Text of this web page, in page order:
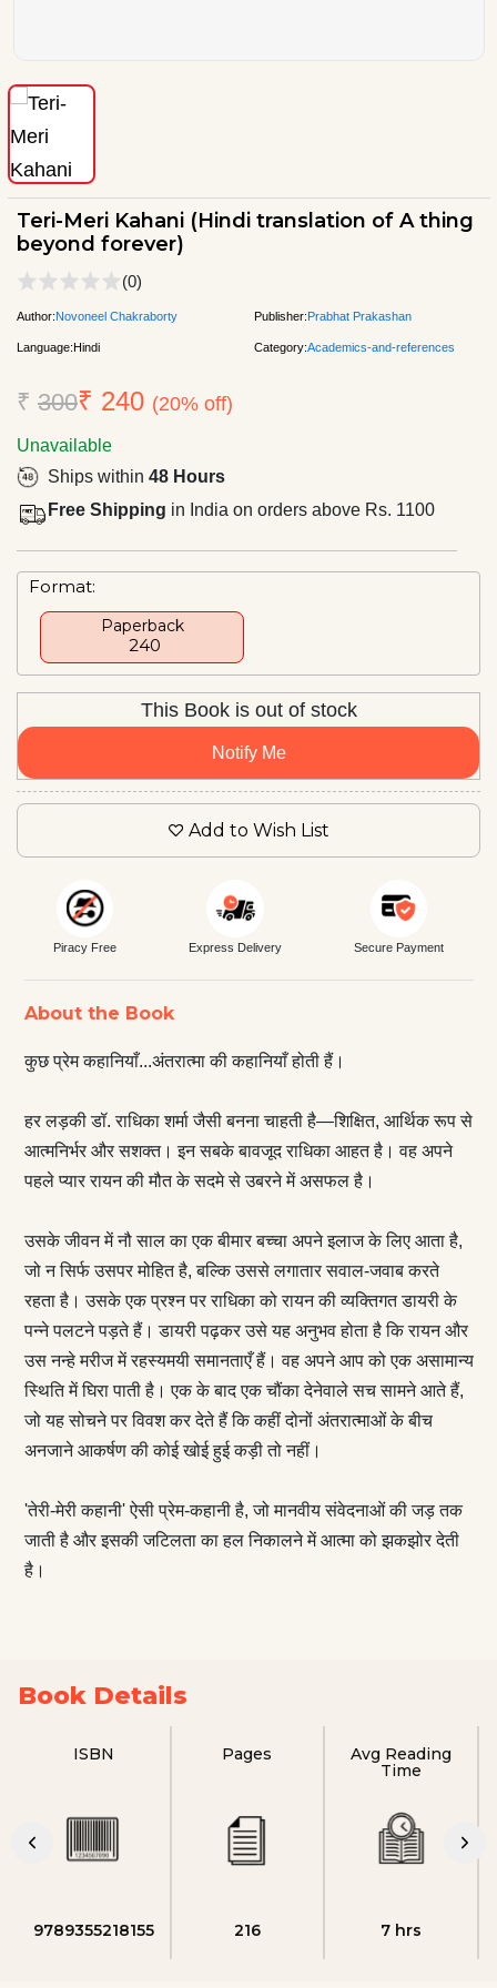
Teri-Meri Kahani (Hindi translation of A thing
beyond forever)
(0)
Author:Novoneel Chakraborty Publisher:Prabhat Prakashan
Language:Hindi Category:Academics-and-references
₹ 300₹ 240 (20% off)
Unavailable
Ships within 48 Hours
Free Shipping in India on orders above Rs. 1100
Format:
Paperback
₹ 240
This Book is out of stock
Notify Me
Add to Wish List
Piracy Free Express Delivery Secure Payment
About the Book
कुछ प्रेम कहानियाँ...अंतरात्मा की कहानियाँ होती हैं।
हर लड़की डॉ. राधिका शर्मा जैसी बनना चाहती है—शिक्षित, आर्थिक रूप से
आत्मनिर्भर और सशक्त। इन सबके बावजूद राधिका आहत है। वह अपने
पहले प्यार रायन की मौत के सदमे से उबरने में असफल है।
उसके जीवन में नौ साल का एक बीमार बच्चा अपने इलाज के लिए आता है,
जो न सिर्फ उसपर मोहित है, बल्कि उससे लगातार सवाल-जवाब करते
रहता है। उसके एक प्रश्न पर राधिका को रायन की व्यक्तिगत डायरी के
पन्ने पलटने पड़ते हैं। डायरी पढ़कर उसे यह अनुभव होता है कि रायन और
उस नन्हे मरीज में रहस्यमयी समानताएँ हैं। वह अपने आप को एक असामान्य
स्थिति में घिरा पाती है। एक के बाद एक चौंका देनेवाले सच सामने आते हैं,
जो यह सोचने पर विवश कर देते हैं कि कहीं दोनों अंतरात्माओं के बीच
अनजाने आकर्षण की कोई खोई हुई कड़ी तो नहीं।
'तेरी-मेरी कहानी' ऐसी प्रेम-कहानी है, जो मानवीय संवेदनाओं की जड़ तक
जाती है और इसकी जटिलता का हल निकालने में आत्मा को झकझोर देती
है।
Book Details
ISBN
9789355218155
Pages
216
Avg Reading
Time
7 hrs